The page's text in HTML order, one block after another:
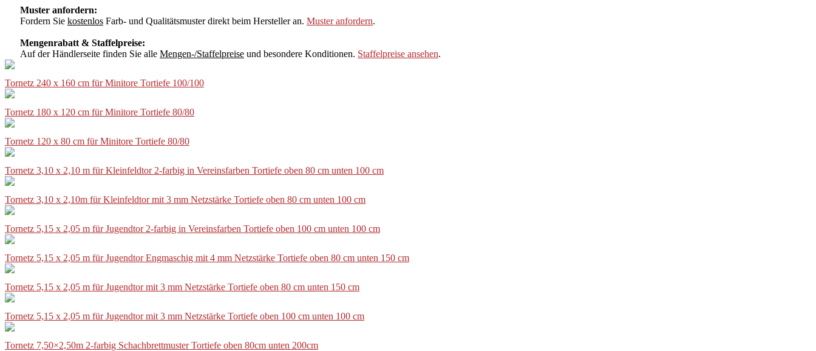
Muster anfordern:
Fordern Sie kostenlos Farb- und Qualitätsmuster direkt beim Hersteller an. Muster anfordern.
Mengenrabatt & Staffelpreise:
Auf der Händlerseite finden Sie alle Mengen-/Staffelpreise und besondere Konditionen. Staffelpreise ansehen.
Tornetz 240 x 160 cm für Minitore Tortiefe 100/100
Tornetz 180 x 120 cm für Minitore Tortiefe 80/80
Tornetz 120 x 80 cm für Minitore Tortiefe 80/80
Tornetz 3,10 x 2,10 m für Kleinfeldtor 2-farbig in Vereinsfarben Tortiefe oben 80 cm unten 100 cm
Tornetz 3,10 x 2,10m für Kleinfeldtor mit 3 mm Netzstärke Tortiefe oben 80 cm unten 100 cm
Tornetz 5,15 x 2,05 m für Jugendtor 2-farbig in Vereinsfarben Tortiefe oben 100 cm unten 100 cm
Tornetz 5,15 x 2,05 m für Jugendtor Engmaschig mit 4 mm Netzstärke Tortiefe oben 80 cm unten 150 cm
Tornetz 5,15 x 2,05 m für Jugendtor mit 3 mm Netzstärke Tortiefe oben 80 cm unten 150 cm
Tornetz 5,15 x 2,05 m für Jugendtor mit 3 mm Netzstärke Tortiefe oben 100 cm unten 100 cm
Tornetz 7,50×2,50m 2-farbig Schachbrettmuster Tortiefe oben 80cm unten 200cm